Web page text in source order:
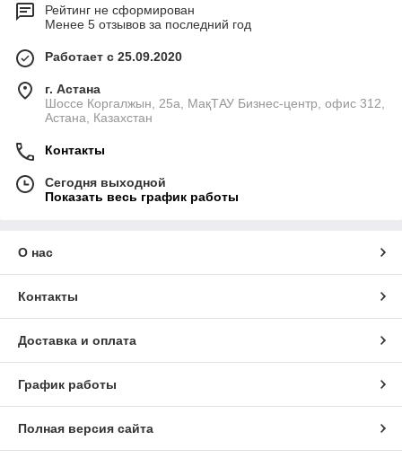
Рейтинг не сформирован
Менее 5 отзывов за последний год
Работает с 25.09.2020
г. Астана
​Шоссе Коргалжын, 25а, МақТАУ Бизнес-центр, офис 312,
Астана, Казахстан
Контакты
Сегодня выходной
Показать весь график работы
О нас
Контакты
Доставка и оплата
График работы
Полная версия сайта